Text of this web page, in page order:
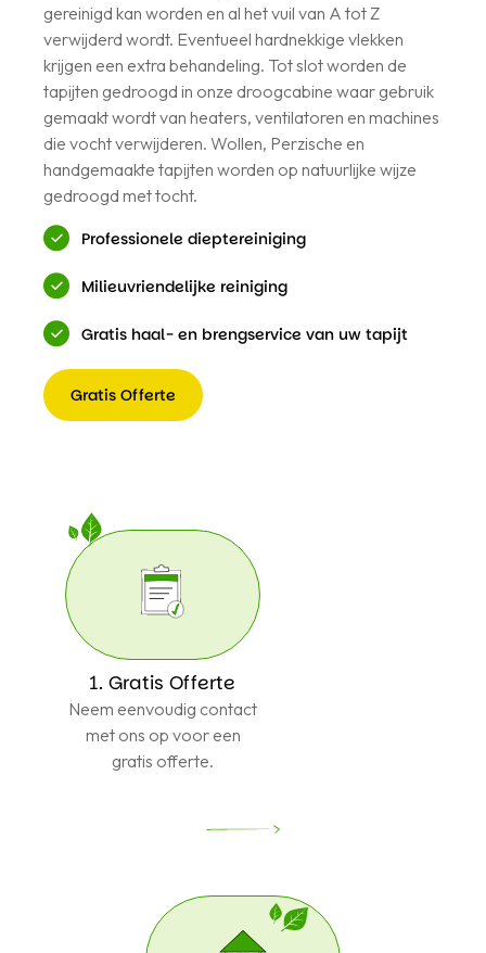
gereinigd kan worden en al het vuil van A tot Z
verwijderd wordt. Eventueel hardnekkige vlekken
krijgen een extra behandeling. Tot slot worden de
tapijten gedroogd in onze droogcabine waar gebruik
gemaakt wordt van heaters, ventilatoren en machines
die vocht verwijderen. Wollen, Perzische en
handgemaakte tapijten worden op natuurlijke wijze
gedroogd met tocht.
Professionele dieptereiniging
Milieuvriendelijke reiniging
Gratis haal- en brengservice van uw tapijt
Gratis Offerte
1. Gratis Offerte
Neem eenvoudig contact
met ons op voor een
gratis offerte.